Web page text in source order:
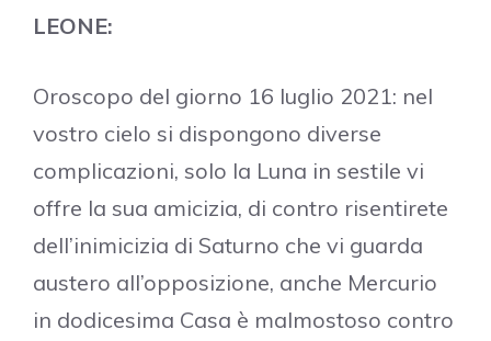
LEONE:
Oroscopo del giorno 16 luglio 2021: nel
vostro cielo si dispongono diverse
complicazioni, solo la Luna in sestile vi
offre la sua amicizia, di contro risentirete
dell’inimicizia di Saturno che vi guarda
austero all’opposizione, anche Mercurio
in dodicesima Casa è malmostoso contro